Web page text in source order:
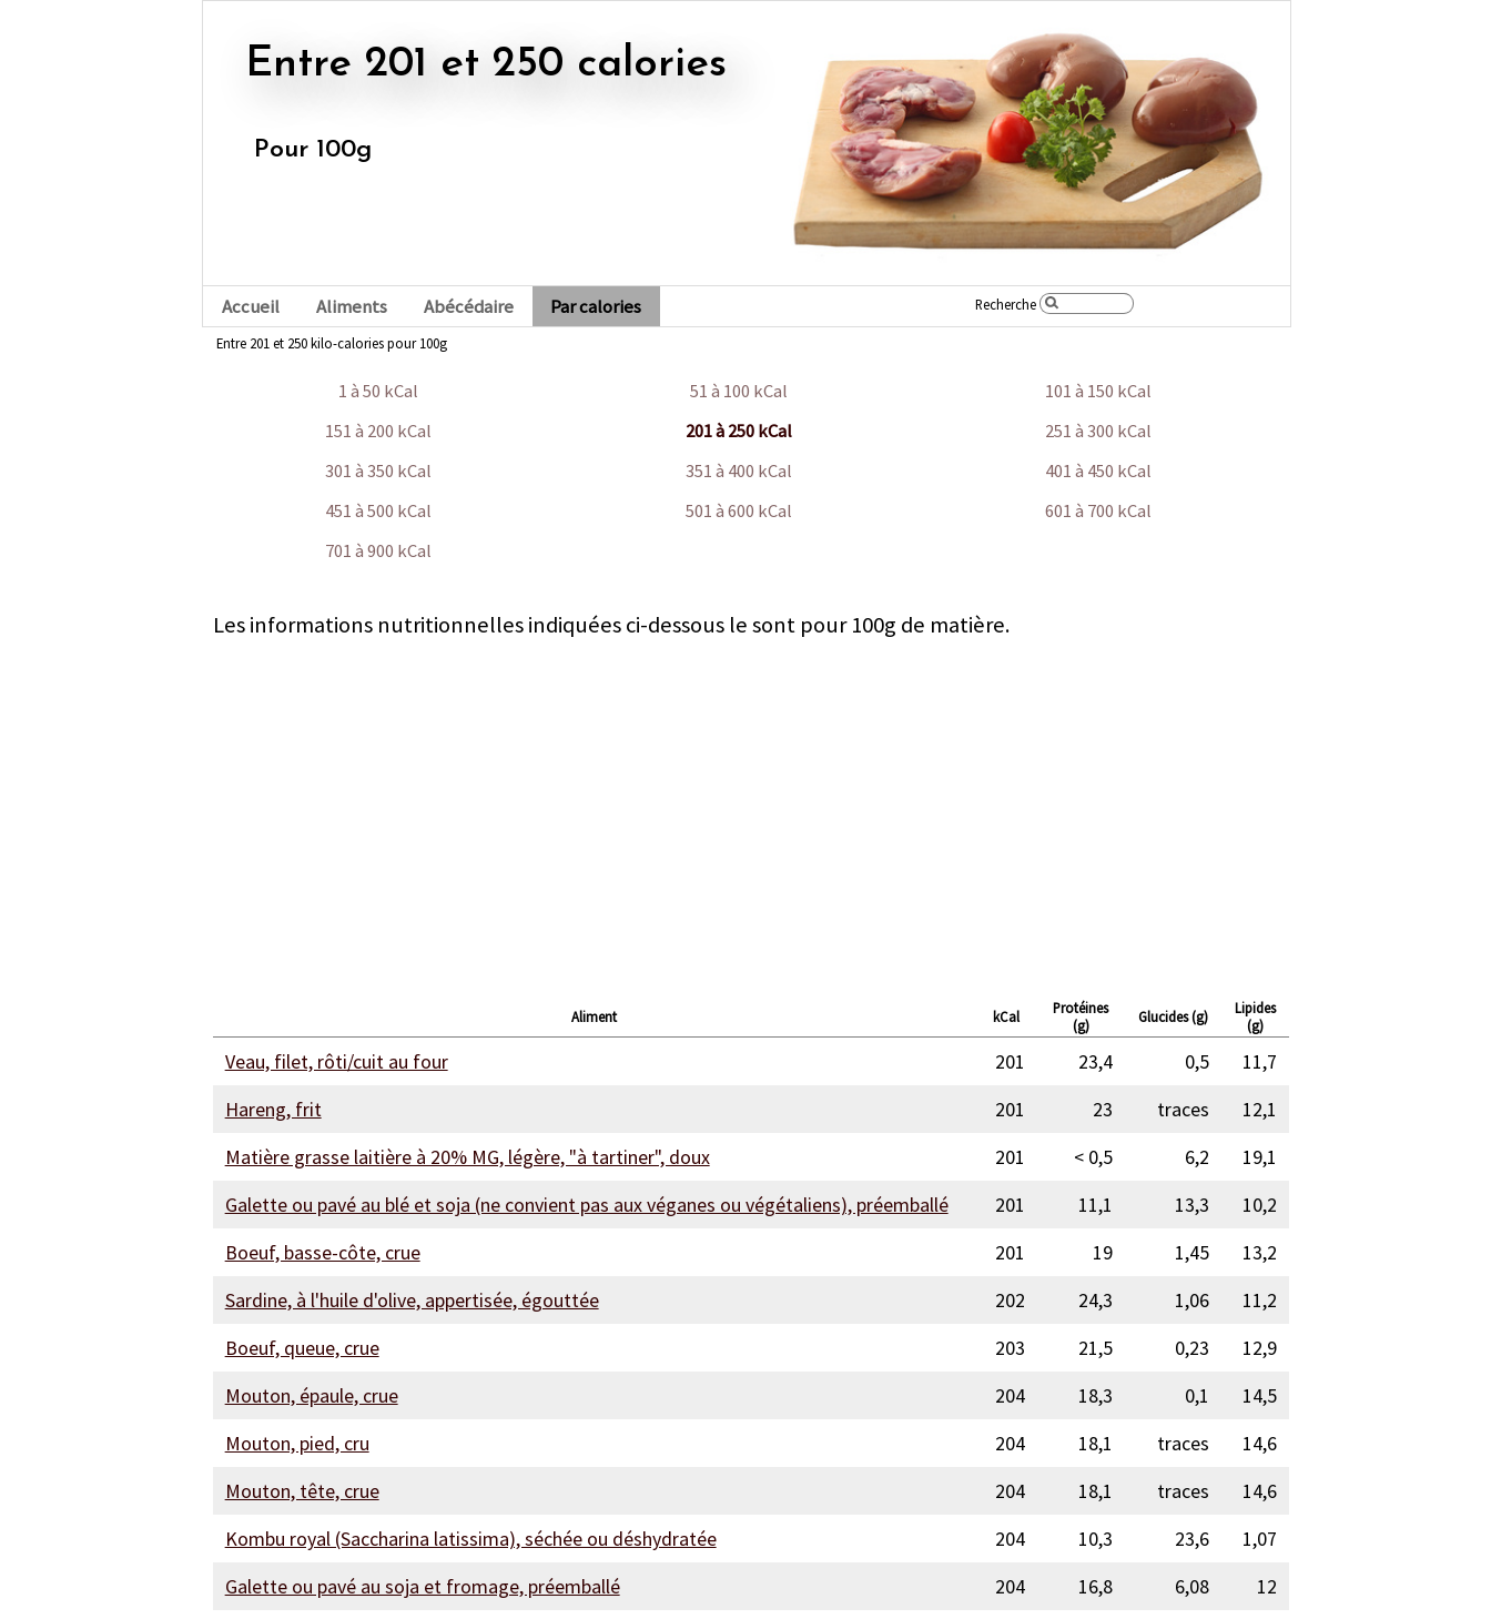
Entre 201 et 250 calories
Pour 100g
Accueil Aliments Abécédaire Par calories Recherche
Entre 201 et 250 kilo-calories pour 100g
1 à 50 kCal 51 à 100 kCal
101 à 150 kCal
151 à 200 kCal
201 à 250 kCal
251 à 300 kCal
301 à 350 kCal
351 à 400 kCal
401 à 450 kCal
451 à 500 kCal
501 à 600 kCal
601 à 700 kCal
701 à 900 kCal
Les informations nutritionnelles indiquées ci-dessous le sont pour 100g de matière.
Aliment kCal
Protéines
(g)
Glucides (g)
Lipides
(g)
Veau, filet, rôti/cuit au four 201 23,4 0,5
11,7
Hareng, frit
201 23 traces
12,1
Matière grasse laitière à 20% MG, légère, "à tartiner", doux
201 < 0,5 6,2
19,1
Galette ou pavé au blé et soja (ne convient pas aux véganes ou végétaliens), préemballé
201 11,1 13,3
10,2
Boeuf, basse-côte, crue
201 19 1,45
13,2
Sardine, à l'huile d'olive, appertisée, égouttée
202 24,3 1,06
11,2
Boeuf, queue, crue
203 21,5 0,23
12,9
Mouton, épaule, crue
204 18,3 0,1
14,5
Mouton, pied, cru
204 18,1 traces
14,6
Mouton, tête, crue
204 18,1 traces
14,6
Kombu royal (Saccharina latissima), séchée ou déshydratée
204 10,3 23,6
1,07
Galette ou pavé au soja et fromage, préemballé
204 16,8 6,08
12